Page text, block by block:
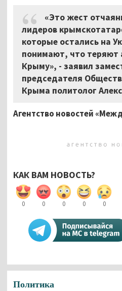
«Это жест
лидеров
которые остались на
понимают, что теряют
Крыму», - заявил
председателя
Крыма политолог
Агентство новостей
КАК ВАМ НОВОСТЬ?
0 0 0 0 0
Политика